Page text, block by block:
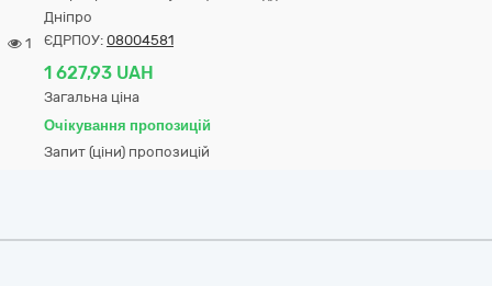
1
Дніпро
ЄДРПОУ: 08004581
1 627,93 UAH
Загальна ціна
Очікування пропозицій
Запит (ціни) пропозицій